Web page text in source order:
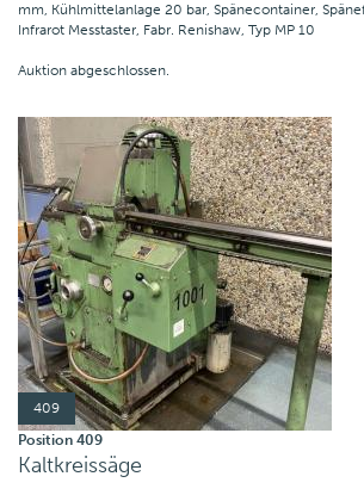
mm, Kühlmittelanlage 20 bar, Spänecontainer,
Infrarot Messtaster, Fabr. Renishaw, Typ MP 10
Auktion abgeschlossen.
409
Position 409
Kaltkreissäge